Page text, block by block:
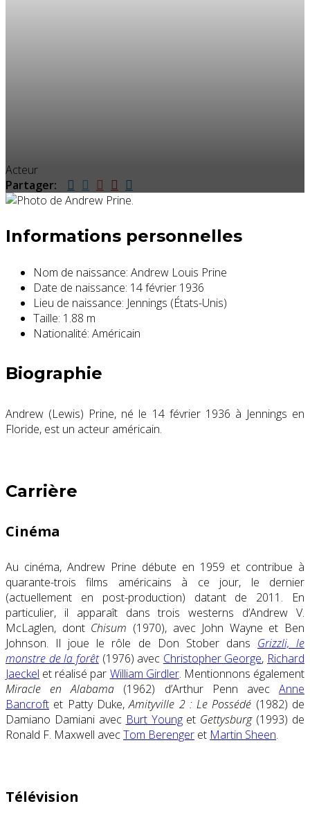
Acteur
Partager:
Informations personnelles
Nom de naissance: Andrew Louis Prine
Date de naissance: 14 février 1936
Lieu de naissance: Jennings (États-Unis)
Taille: 1.88 m
Nationalité: Américain
Biographie
Andrew (Lewis) Prine, né le 14 février 1936 à Jennings en
Floride, est un acteur américain.
Carrière
Cinéma
Au cinéma, Andrew Prine débute en 1959 et contribue à
quarante-trois films américains à ce jour, le dernier
(actuellement en post-production) datant de 2011. En
particulier, il apparaît dans trois westerns d’Andrew V.
McLaglen, dont Chisum (1970), avec John Wayne et Ben
Johnson. Il joue le rôle de Don Stober dans Grizzli, le
monstre de la forêt(1976) avec Christopher George, Richard
Jaeckel et réalisé par William Girdler. Mentionnons également
Miracle en Alabama (1962) d’Arthur Penn avecAnne
Bancroft et Patty Duke,Amityville 2 : Le Possédé (1982) de
Damiano Damiani avec Burt Younget Gettysburg(1993) de
Ronald F. Maxwell avecTom Berenger et Martin Sheen.
Télévision